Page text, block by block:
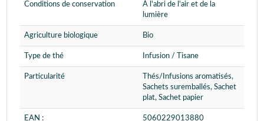
Conditions de conservation
À l'abri de l'air et de la
lumière
Agriculture biologique Bio
Type de thé Infusion / Tisane
Particularité
Thés/Infusions aromatisés,
Sachets suremballés, Sachet
plat, Sachet papier
EAN : 5060229013880